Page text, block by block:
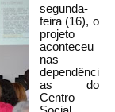
segunda-
feira (16), o
projeto
aconteceu
nas
dependênci
as do
Centro